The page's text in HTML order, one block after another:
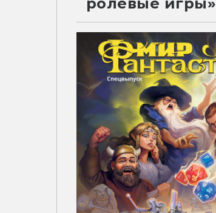
ролевые игры»